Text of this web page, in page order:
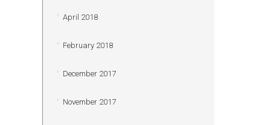
April 2018
February 2018
December 2017
November 2017